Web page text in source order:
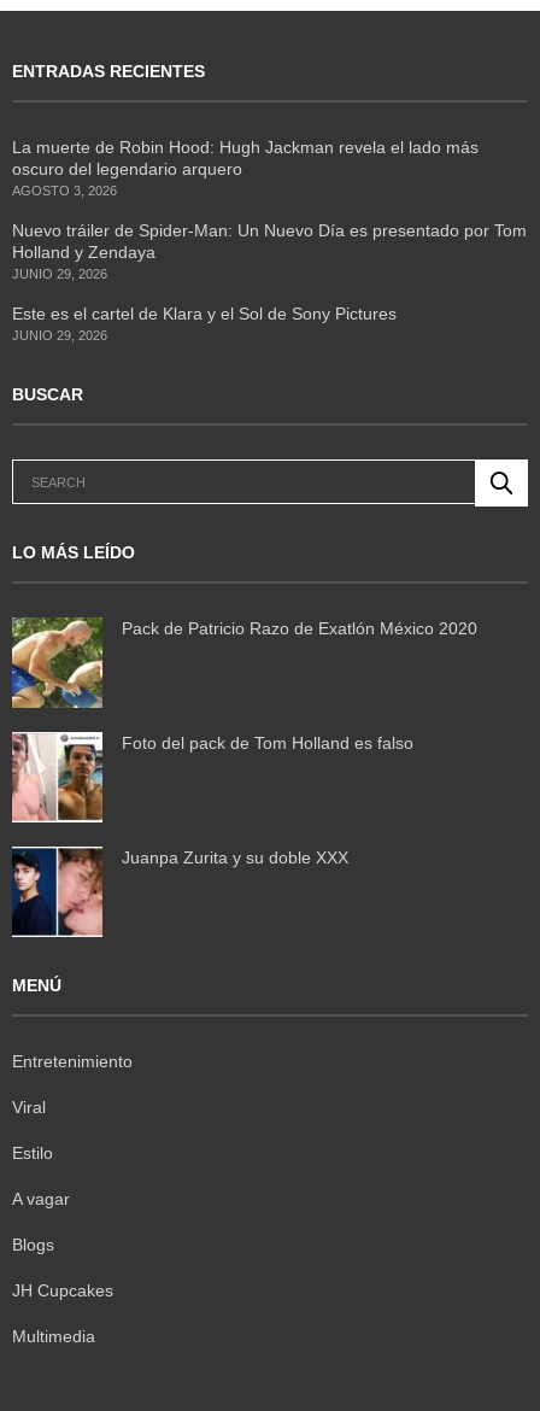
ENTRADAS RECIENTES
La muerte de Robin Hood: Hugh Jackman revela el lado más
oscuro del legendario arquero
AGOSTO 3, 2026
Nuevo tráiler de Spider-Man: Un Nuevo Día es presentado por Tom
Holland y Zendaya
JUNIO 29, 2026
Este es el cartel de Klara y el Sol de Sony Pictures
JUNIO 29, 2026
BUSCAR
LO MÁS LEÍDO
Pack de Patricio Razo de Exatlón México 2020
Foto del pack de Tom Holland es falso
Juanpa Zurita y su doble XXX
MENÚ
Entretenimiento
Viral
Estilo
A vagar
Blogs
JH Cupcakes
Multimedia